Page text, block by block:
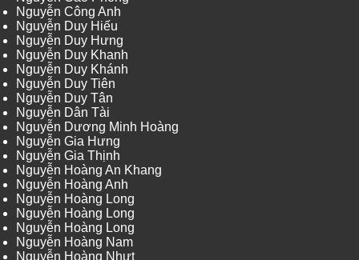
Nguyễn Công Anh
Nguyễn Duy Hiếu
Nguyễn Duy Hưng
Nguyễn Duy Khanh
Nguyễn Duy Khánh
Nguyễn Duy Tiên
Nguyễn Duy Tân
Nguyễn Dân Tài
Nguyễn Dương Minh Hoàng
Nguyễn Gia Hưng
Nguyễn Gia Thịnh
Nguyễn Hoàng An Khang
Nguyễn Hoàng Anh
Nguyễn Hoàng Long
Nguyễn Hoàng Long
Nguyễn Hoàng Long
Nguyễn Hoàng Nam
Nguyễn Hoàng Nhựt